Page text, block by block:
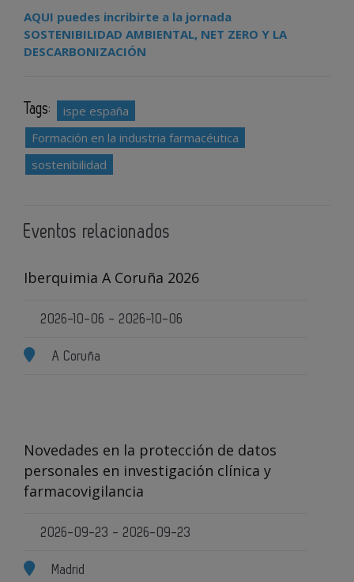
AQUI puedes incribirte a la jornada
SOSTENIBILIDAD AMBIENTAL, NET ZERO Y LA
DESCARBONIZACIÓN
Tags:
ispe españa
Formación en la industria farmacéutica
sostenibilidad
Eventos relacionados
Iberquimia A Coruña 2026
2026-10-06 - 2026-10-06
A Coruña
Novedades en la protección de datos
personales en investigación clínica y
farmacovigilancia
2026-09-23 - 2026-09-23
Madrid